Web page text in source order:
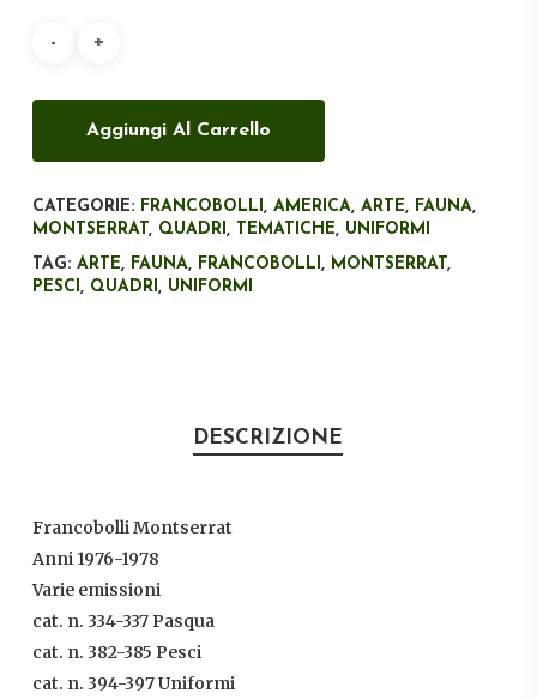
Aggiungi Al Carrello
CATEGORIE: FRANCOBOLLI, AMERICA, ARTE, FAUNA,
MONTSERRAT , QUADRI, TEMATICHE, UNIFORMI
TAG: ARTE, FAUNA, FRANCOBOLLI, MONTSERRAT ,
PESCI, QUADRI, UNIFORMI
DESCRIZIONE
Francobolli Montserrat
Anni 1976-1978
Varie emissioni
cat. n. 334-337 Pasqua
cat. n. 382-385 Pesci
cat. n. 394-397 Uniformi